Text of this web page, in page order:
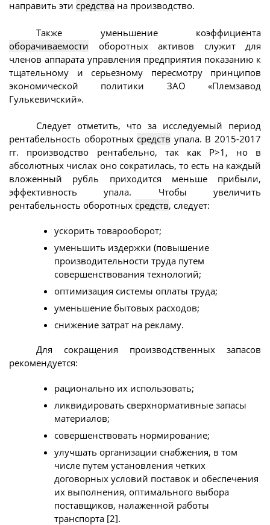
направить эти средства на производство.
Также уменьшение коэффициента
оборачиваемости оборотных активов служит для
членов аппарата управления предприятия показанию к
тщательному и серьезному пересмотру принципов
экономической политики ЗАО «Племзавод
Гулькевичский».
Следует отметить, что за исследуемый период
рентабельность оборотных средств упала. В 2015-2017
гг. производство рентабельно, так как Р>1, но в
абсолютных числах оно сократилась, то есть на каждый
вложенный рубль приходится меньше прибыли,
эффективность упала. Чтобы увеличить
рентабельность оборотных средств, следует:
ускорить товарооборот;
уменьшить издержки (повышение
производительности труда путем
совершенствования технологий;
оптимизация системы оплаты труда;
уменьшение бытовых расходов;
снижение затрат на рекламу.
Для сокращения производственных запасов
рекомендуется:
рационально их использовать;
ликвидировать сверхнормативные запасы
материалов;
совершенствовать нормирование;
улучшать организации снабжения, в том
числе путем установления четких
договорных условий поставок и обеспечения
их выполнения, оптимального выбора
поставщиков, налаженной работы
транспорта [2].